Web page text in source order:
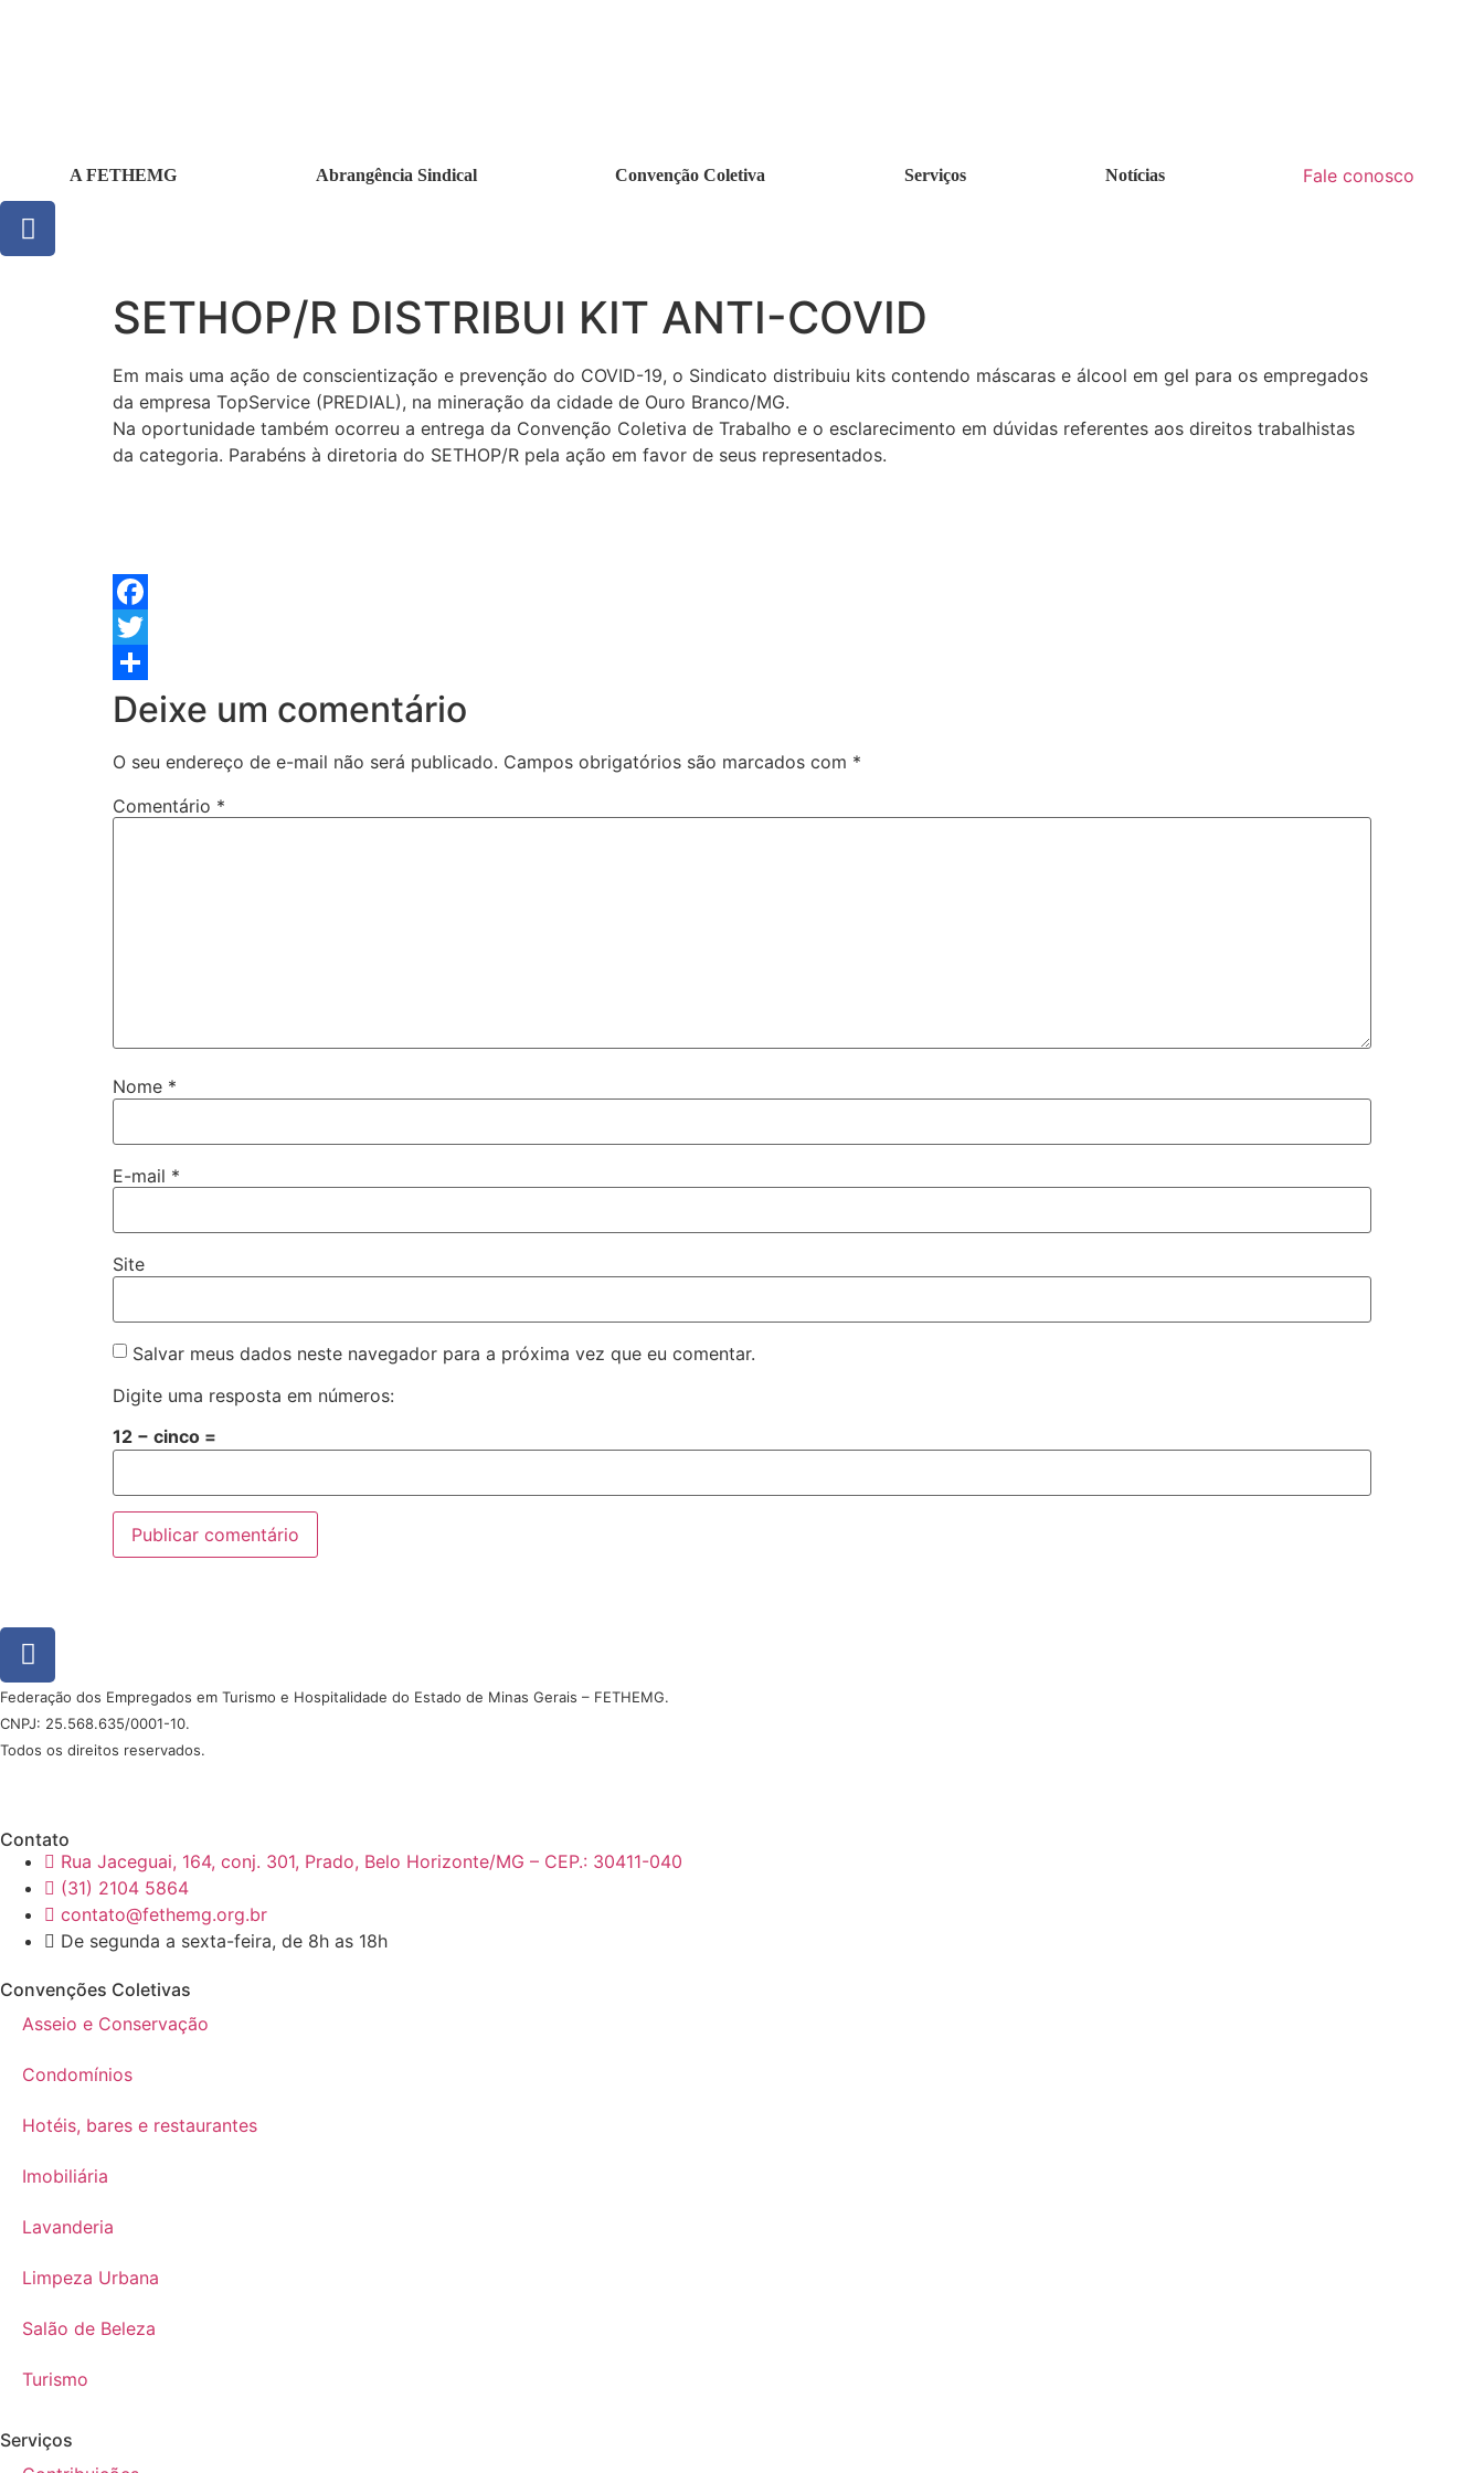
A FETHEMG Abrangência Sindical Convenção Coletiva Serviços Notícias Fale conosco
SETHOP/R DISTRIBUI KIT ANTI-COVID
Em mais uma ação de conscientização e prevenção do COVID-19, o Sindicato distribuiu kits contendo máscaras e álcool em gel para os empregados
da empresa TopService (PREDIAL), na mineração da cidade de Ouro Branco/MG.
Na oportunidade também ocorreu a entrega da Convenção Coletiva de Trabalho e o esclarecimento em dúvidas referentes aos direitos trabalhistas
da categoria. Parabéns à diretoria do SETHOP/R pela ação em favor de seus representados.
Facebook
Twitter
Share
Deixe um comentário
O seu endereço de e-mail não será publicado. Campos obrigatórios são marcados com *
Comentário *
Nome *
E-mail *
Site
Salvar meus dados neste navegador para a próxima vez que eu comentar.
Digite uma resposta em números:
12 − cinco =
Federação dos Empregados em Turismo e Hospitalidade do Estado de Minas Gerais – FETHEMG.
CNPJ: 25.568.635/0001-10.
Todos os direitos reservados.
Contato
Rua Jaceguai, 164, conj. 301, Prado, Belo Horizonte/MG – CEP.: 30411-040
(31) 2104 5864
contato@fethemg.org.br
De segunda a sexta-feira, de 8h as 18h
Convenções Coletivas
Asseio e Conservação
Condomínios
Hotéis, bares e restaurantes
Imobiliária
Lavanderia
Limpeza Urbana
Salão de Beleza
Turismo
Serviços